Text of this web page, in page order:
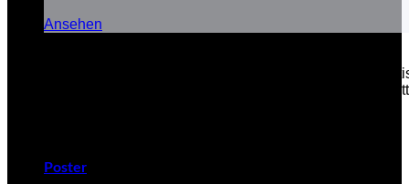
Ansehen
Banksy ist das Pseudonym eines weltbekannten
soziale Botschaften in seinen Kunstwerken zu
Poster